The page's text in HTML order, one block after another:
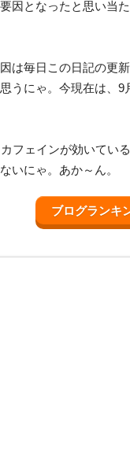
因となったと思い当
は毎日この日記の更
うにゃ。今現在は、9
フェインが効いてい
いにゃ。あか～ん。
ブログランキ